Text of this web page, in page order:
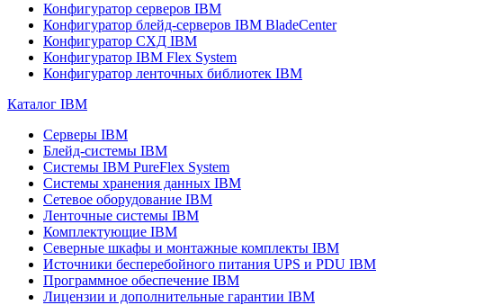
Конфигуратор серверов IBM
Конфигуратор блейд-серверов IBM BladeCenter
Конфигуратор СХД IBM
Конфигуратор IBM Flex System
Конфигуратор ленточных библиотек IBM
Каталог IBM
Серверы IBM
Блейд-системы IBM
Системы IBM PureFlex System
Системы хранения данных IBM
Сетевое оборудование IBM
Ленточные системы IBM
Комплектующие IBM
Северные шкафы и монтажные комплекты IBM
Источники бесперебойного питания UPS и PDU IBM
Программное обеспечение IBM
Лицензии и дополнительные гарантии IBM